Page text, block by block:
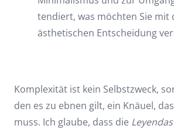
tendiert, was möchten Sie mit
ästhetischen Entscheidung
Komplexität ist kein Selbstzweck,
den es zu ebnen gilt, ein Knäuel,
muss. Ich glaube, dass die